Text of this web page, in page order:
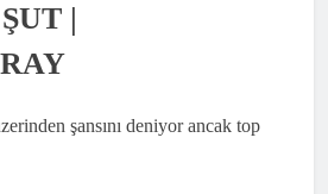
|
şansını deniyor ancak top